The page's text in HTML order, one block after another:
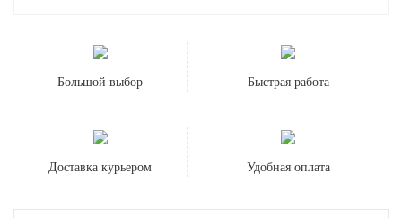
Большой выбор Быстрая работа
Доставка курьером Удобная оплата